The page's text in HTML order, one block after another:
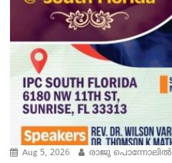
Aug 5, 2026 രാജു പൊന്നോലിൽ